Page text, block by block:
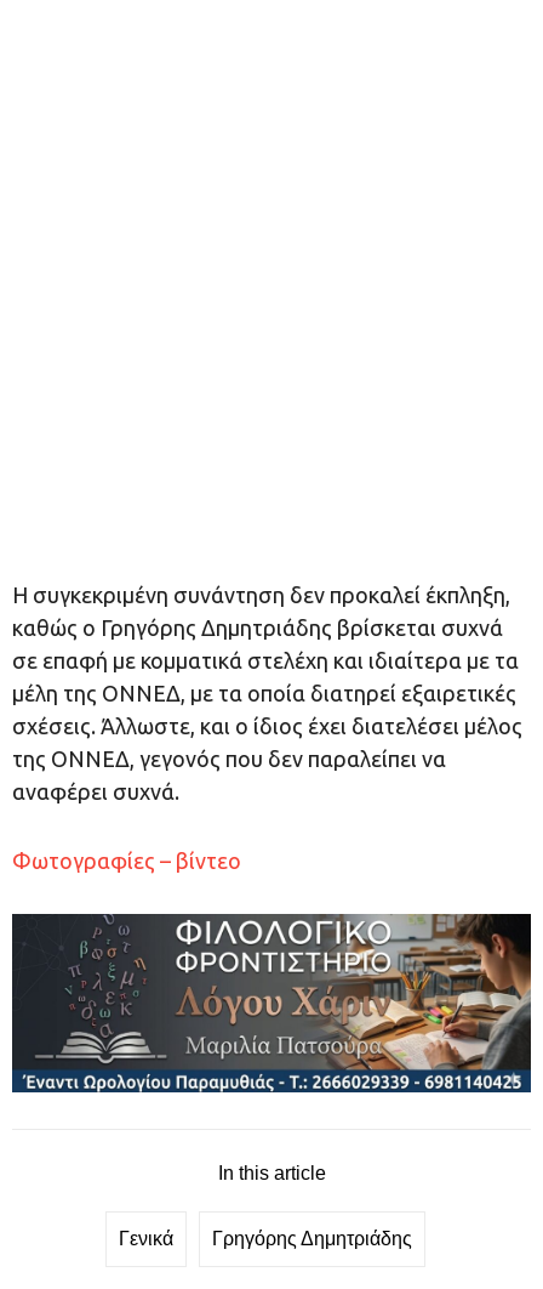
Η συγκεκριμένη συνάντηση δεν προκαλεί έκπληξη,
καθώς ο Γρηγόρης Δημητριάδης βρίσκεται συχνά
σε επαφή με κομματικά στελέχη και ιδιαίτερα με τα
μέλη της ΟΝΝΕΔ, με τα οποία διατηρεί εξαιρετικές
σχέσεις. Άλλωστε, και ο ίδιος έχει διατελέσει μέλος
της ΟΝΝΕΔ, γεγονός που δεν παραλείπει να
αναφέρει συχνά.
Φωτογραφίες – βίντεο
In this article
Γενικά Γρηγόρης Δημητριάδης